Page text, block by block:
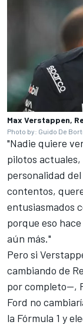
Max Verstappen,
Photo by: Guido De
"Nadie quiere
pilotos
personalidad
contentos,
entusiasmados
porque eso
aún más."
Pero si
cambiando de
por completo—,
Ford no
la Fórmula 1 y